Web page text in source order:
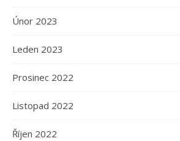
Únor 2023
Leden 2023
Prosinec 2022
Listopad 2022
Říjen 2022